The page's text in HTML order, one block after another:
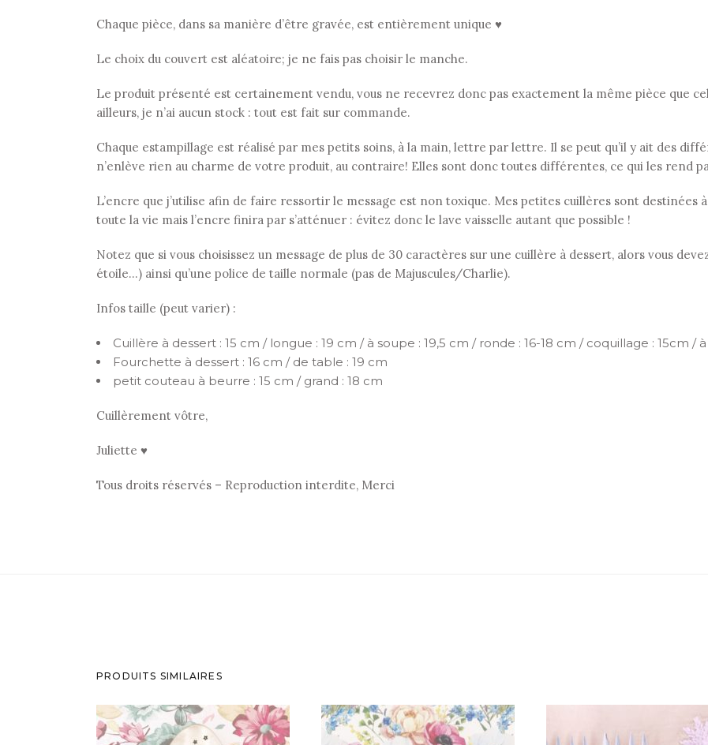
Chaque pièce, dans sa manière d’être gravée, est entièrement unique ♥
Le choix du couvert est aléatoire; je ne fais pas choisir le manche.
Le produit présenté est certainement vendu, vous ne recevrez donc pas exactement la même pièce que
ailleurs, je n’ai aucun stock : tout est fait sur commande.
Chaque estampillage est réalisé par mes petits soins, à la main, lettre par lettre. Il se peut qu’il y ait des
n’enlève rien au charme de votre produit, au contraire! Elles sont donc toutes différentes, ce qui les rend
L’encre que j’utilise afin de faire ressortir le message est non toxique. Mes petites cuillères sont destinées
toute la vie mais l’encre finira par s’atténuer : évitez donc le lave vaisselle autant que possible !
Notez que si vous choisissez un message de plus de 30 caractères sur une cuillère à dessert, alors vous
étoile…) ainsi qu’une police de taille normale (pas de Majuscules/Charlie).
Infos taille (peut varier) :
Cuillère à dessert : 15 cm / longue : 19 cm / à soupe : 19,5 cm / ronde : 16-18 cm / coquillage : 15cm / à
Fourchette à dessert : 16 cm / de table : 19 cm
petit couteau à beurre : 15 cm / grand : 18 cm
Cuillèrement vôtre,
Juliette ♥
Tous droits réservés – Reproduction interdite, Merci
PRODUITS SIMILAIRES